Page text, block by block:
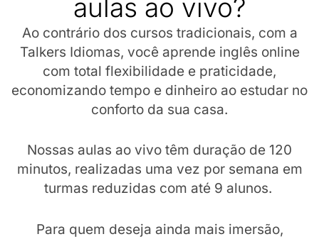
aulas ao vivo?
Ao contrário dos cursos tradicionais, com a
Talkers Idiomas, você aprende inglês online
com total flexibilidade e praticidade,
economizando tempo e dinheiro ao estudar no
conforto da sua casa.
Nossas aulas ao vivo têm duração de 120
minutos, realizadas uma vez por semana em
turmas reduzidas com até 9 alunos.
Para quem deseja ainda mais imersão,